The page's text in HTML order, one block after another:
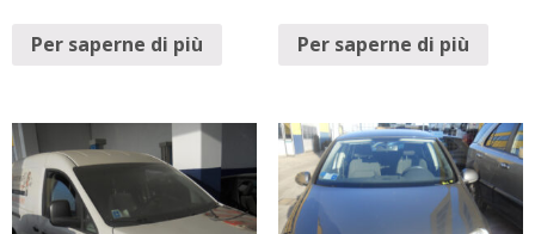
Per saperne di più Per saperne di più